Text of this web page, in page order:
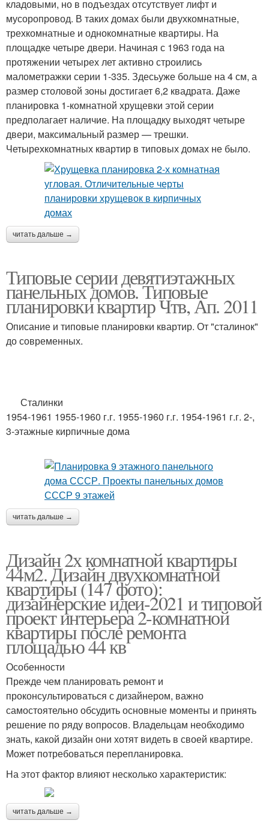
кладовыми, но в подъездах отсутствует лифт и
мусоропровод. В таких домах были двухкомнатные,
трехкомнатные и однокомнатные квартиры. На
площадке четыре двери. Начиная с 1963 года на
протяжении четырех лет активно строились
малометражки серии 1-335. Здесьуже больше на 4 см, а
размер столовой зоны достигает 6,2 квадрата. Даже
планировка 1-комнатной хрущевки этой серии
предполагает наличие. На площадку выходят четыре
двери, максимальный размер — трешки.
Четырехкомнатных квартир в типовых домах не было.
читать дальше →
Типовые серии девятиэтажных
панельных домов. Типовые
планировки квартир Чтв, Ап. 2011
Описание и типовые планировки квартир. От "сталинок"
до современных.
Сталинки
1954-1961 1955-1960 г.г. 1955-1960 г.г. 1954-1961 г.г. 2-,
3-этажные кирпичные дома
читать дальше →
Дизайн 2х комнатной квартиры
44м2. Дизайн двухкомнатной
квартиры (147 фото):
дизайнерские идеи-2021 и типовой
проект интерьера 2-комнатной
квартиры после ремонта
площадью 44 кв
Особенности
Прежде чем планировать ремонт и
проконсультироваться с дизайнером, важно
самостоятельно обсудить основные моменты и принять
решение по ряду вопросов. Владельцам необходимо
знать, какой дизайн они хотят видеть в своей квартире.
Может потребоваться перепланировка.
На этот фактор влияют несколько характеристик:
читать дальше →